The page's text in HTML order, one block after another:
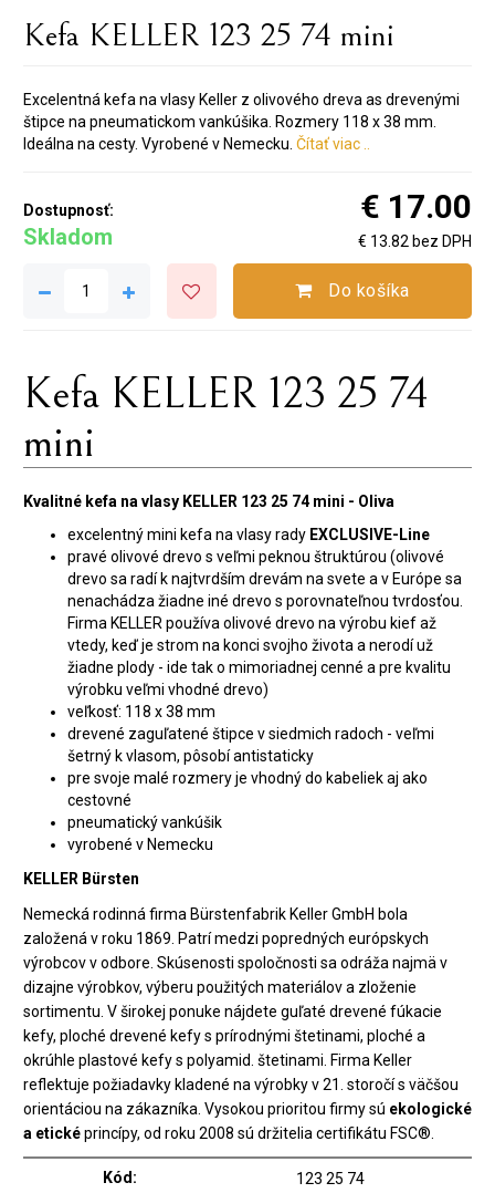
Kefa KELLER 123 25 74 mini
Excelentná kefa na vlasy Keller z olivového dreva as drevenými
štipce na pneumatickom vankúšika. Rozmery 118 x 38 mm.
Ideálna na cesty. Vyrobené v Nemecku. Čítať viac ..
Dostupnosť:
Skladom
€ 17.00
€ 13.82 bez DPH
Do košíka
Kefa KELLER 123 25 74
mini
Kvalitné kefa na vlasy KELLER 123 25 74 mini - Oliva
excelentný mini kefa na vlasy rady EXCLUSIVE-Line
pravé olivové drevo s veľmi peknou štruktúrou (olivové
drevo sa radí k najtvrdším drevám na svete a v Európe sa
nenachádza žiadne iné drevo s porovnateľnou tvrdosťou.
Firma KELLER používa olivové drevo na výrobu kief až
vtedy, keď je strom na konci svojho života a nerodí už
žiadne plody - ide tak o mimoriadnej cenné a pre kvalitu
výrobku veľmi vhodné drevo)
veľkosť: 118 x 38 mm
drevené zaguľatené štipce v siedmich radoch - veľmi
šetrný k vlasom, pôsobí antistaticky
pre svoje malé rozmery je vhodný do kabeliek aj ako
cestovné
pneumatický vankúšik
vyrobené v Nemecku
KELLER Bürsten
Nemecká rodinná firma Bürstenfabrik Keller GmbH bola
založená v roku 1869. Patrí medzi popredných európskych
výrobcov v odbore. Skúsenosti spoločnosti sa odráža najmä v
dizajne výrobkov, výberu použitých materiálov a zloženie
sortimentu. V širokej ponuke nájdete guľaté drevené fúkacie
kefy, ploché drevené kefy s prírodnými štetinami, ploché a
okrúhle plastové kefy s polyamid. štetinami. Firma Keller
reflektuje požiadavky kladené na výrobky v 21. storočí s väčšou
orientáciou na zákazníka. Vysokou prioritou firmy sú ekologické
a eticképrincípy, od roku 2008 sú držitelia certifikátu FSC®.
Kód:
123 25 74